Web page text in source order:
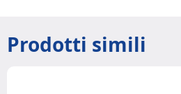
Prodotti simili